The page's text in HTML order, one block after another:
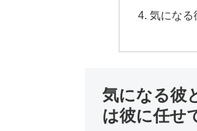
気にな
気になる彼
は彼に任せ